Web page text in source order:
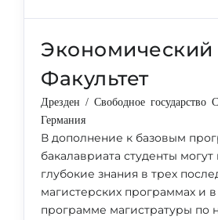
Экономический
Факультет
Дрезден / Свободное государство
Германия
В дополнение к базовым
бакалавриата студенты могут
глубокие знания в трех
магистерских программах и
программе магистратуры по